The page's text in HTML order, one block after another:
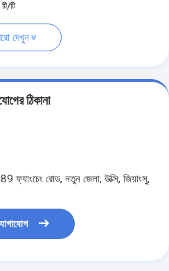
টি
দেখুন
ঠিকানা
ফ্যাংচেং রোড, নতুন জেলা, উক্সি, জিয়াংসু,